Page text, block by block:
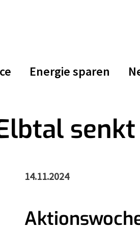
Energie sparen
14.11.2024